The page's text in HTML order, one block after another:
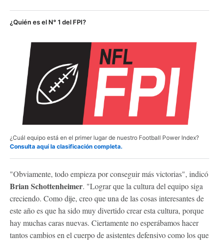
¿Quién es el N° 1 del FPI?
¿Cuál equipo está en el primer lugar de nuestro Football Power Index?
Consulta aquí la clasificación completa.
"Obviamente, todo empieza por conseguir más victorias", indicó
Brian Schottenheimer. "Lograr que la cultura del equipo siga
creciendo. Como dije, creo que una de las cosas interesantes de
este año es que ha sido muy divertido crear esta cultura, porque
hay muchas caras nuevas. Ciertamente no esperábamos hacer
tantos cambios en el cuerpo de asistentes defensivo como los que